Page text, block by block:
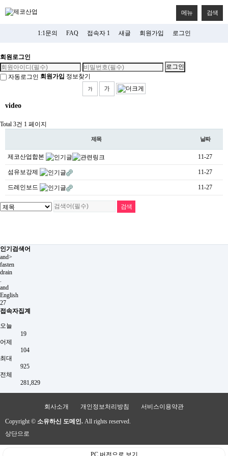
메뉴 검색
1:1문의 FAQ 접속자 1 새글 회원가입 로그인
회원로그인
자동로그인 회원가입 정보찾기
video
Total 3건 1 페이지
제목 날짜
제코산업합본 11-27
섬유보강제 11-27
드레인보드 11-27
인기검색어
and>
fasten
drain
and
English
27
접속자집계
오늘
19
어제
104
최대
925
전체
281,829
회사소개 개인정보처리방침 서비스이용약관
Copyright © 소유하신 도메인. All rights reserved.
상단으로
PC 버전으로 보기